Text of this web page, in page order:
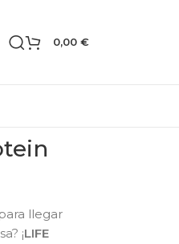
0,00 €
llegar
¡LIFE